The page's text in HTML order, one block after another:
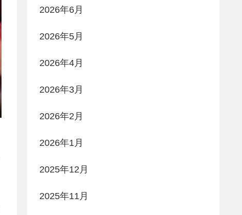
2026年6月
2026年5月
2026年4月
2026年3月
2026年2月
2026年1月
2025年12月
2025年11月